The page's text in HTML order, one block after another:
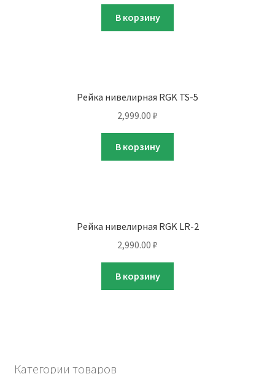
В корзину
Рейка нивелирная RGK TS-5
2,999.00 ₽
В корзину
Рейка нивелирная RGK LR-2
2,990.00 ₽
В корзину
Категории товаров